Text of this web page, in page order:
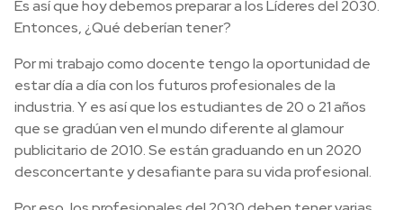
Es así que hoy debemos preparar a los Líderes del 2030.
Entonces, ¿Qué deberían tener?
Por mi trabajo como docente tengo la oportunidad de
estar día a día con los futuros profesionales de la
industria. Y es así que los estudiantes de 20 o 21 años
que se gradúan ven el mundo diferente al glamour
publicitario de 2010. Se están graduando en un 2020
desconcertantey desafiantepara su vida profesional.